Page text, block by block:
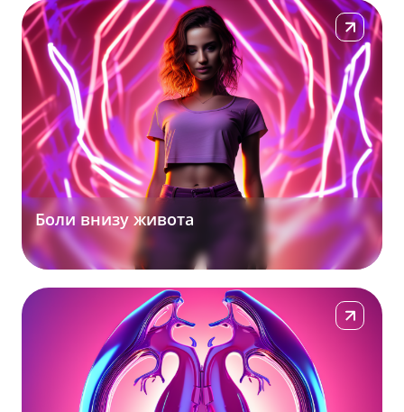
Боли внизу живота
Подробнее
Подробнее